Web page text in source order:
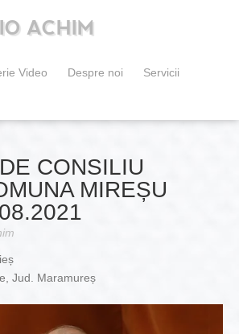
ACHIM
Video Despre noi Servicii
CONSILIU
MIREȘU
Jud. Maramureș